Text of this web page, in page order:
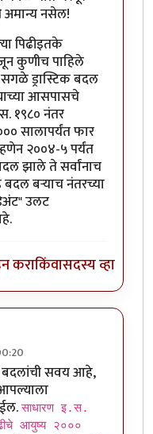
नसेल!
पिढीइतके
कुणीच पाहिले
सगळे ड्रास्टिक बदल
आसपासचे
१९८० नंतर
सालापर्यंत फार
२००४-५ पर्यंत
झाले ते सर्वांनाच
बदल बर्‍याच नंतरच्या
उलट
कराकिंवासदस्य व्हा
byबॅटमॅन
बदलांची सवय आहे,
साधारण इ.स.
आयुष्य २०००